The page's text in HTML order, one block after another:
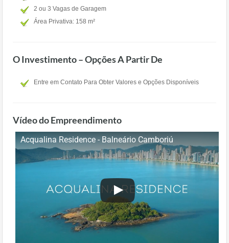
2 ou 3 Vagas de Garagem
Área Privativa: 158 m²
O Investimento – Opções A Partir De
Entre em Contato Para Obter Valores e Opções Disponíveis
Vídeo do Empreendimento
Acqualina Residence - Balneário Camboriú